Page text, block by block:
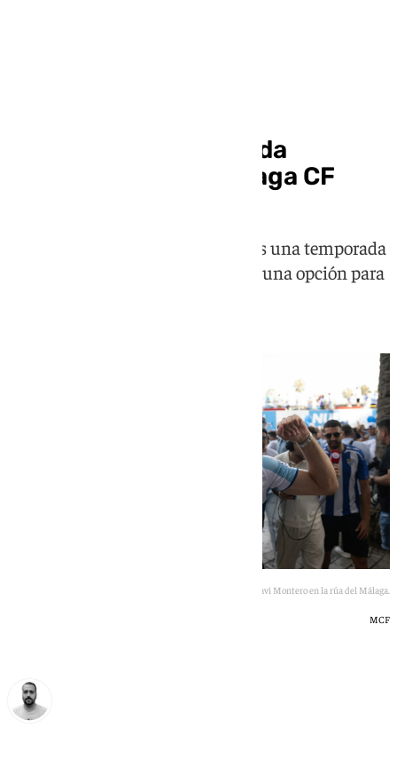
Montero, tercera salida
confirmada en el Málaga CF
El central sevillano se marcha tras una temporada
a pesar de que el club disponía de una opción para
Javi Montero en la rúa del Málaga.
MCF